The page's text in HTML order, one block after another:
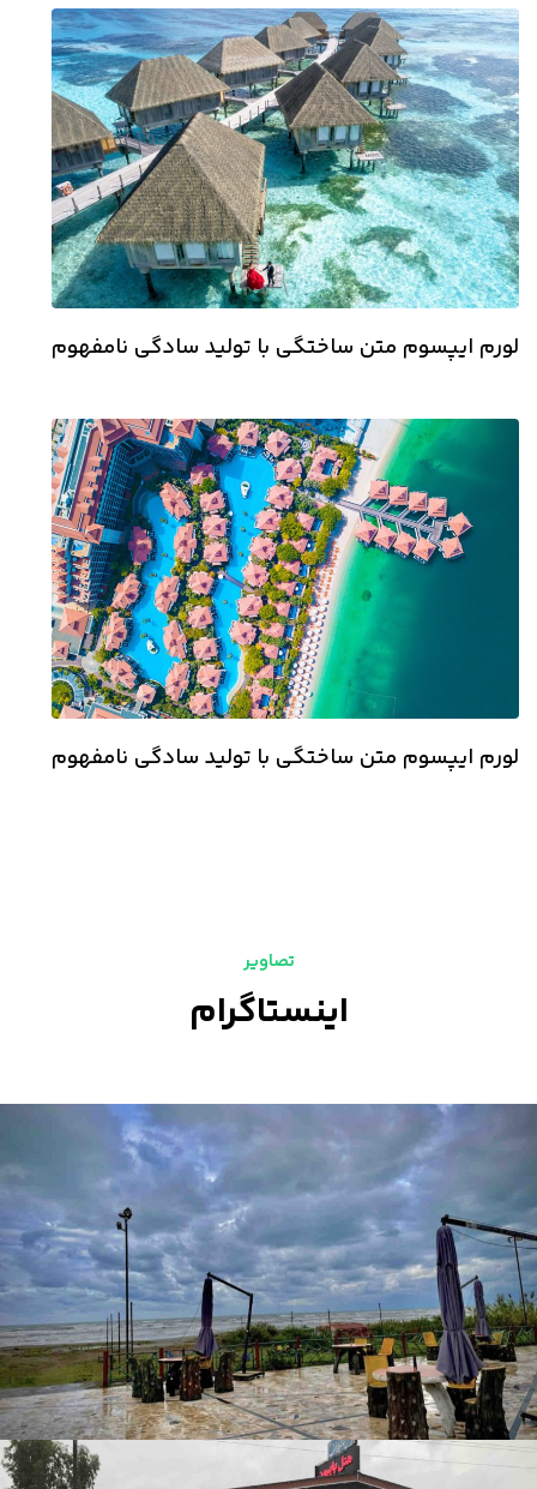
لورم ایپسوم متن ساختگی با تولید سادگی نامفهوم
لورم ایپسوم متن ساختگی با تولید سادگی نامفهوم
تصاویر
اینستاگرام